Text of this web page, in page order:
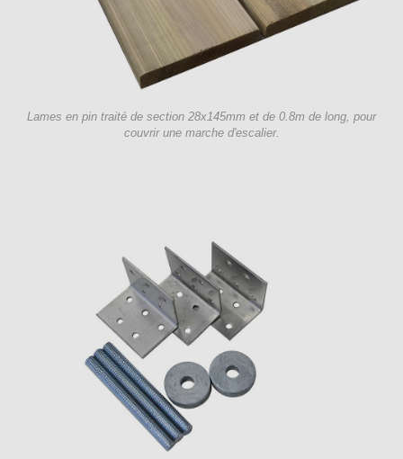
Lames en pin traité de section 28x145mm et de 0.8m de long, pour
couvrir une marche d'escalier.